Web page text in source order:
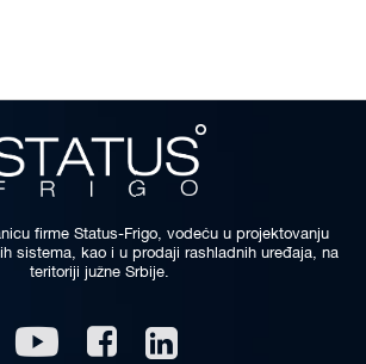
firme Status-Frigo, vodeću u projektovanju
sistema, kao i u prodaji rashladnih uređaja, na
teritoriji južne Srbije.
Youtube Facebook